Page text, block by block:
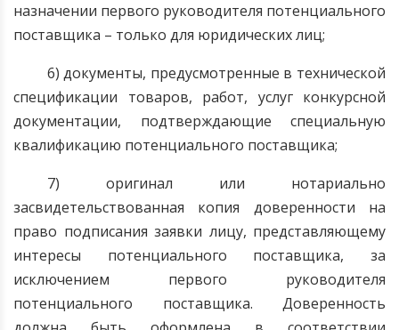
назначении первого руководителя потенциального
поставщика – только для юридических лиц;
6) документы, предусмотренные в технической
спецификации товаров, работ, услуг конкурсной
документации, подтверждающие специальную
квалификацию потенциального поставщика;
7) оригинал или нотариально
засвидетельствованная копия доверенности на
право подписания заявки лицу, представляющему
интересы потенциального поставщика, за
исключением первого руководителя
потенциального поставщика. Доверенность